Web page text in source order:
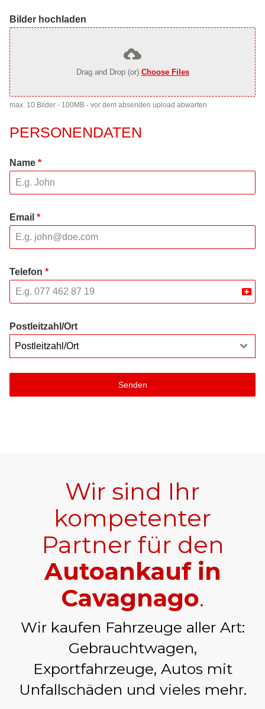
Bilder hochladen
Drag and Drop (or) Choose Files
max. 10 Bilder - 100MB - vor dem absenden upload abwarten
PERSONENDATEN
Name *
Email *
Telefon *
Postleitzahl/Ort
Postleitzahl/Ort
Senden
Wir sind Ihr
kompetenter
Partner für den
Autoankauf in
Cavagnago.
Wir kaufen Fahrzeuge aller Art:
Gebrauchtwagen,
Exportfahrzeuge, Autos mit
Unfallschäden und vieles mehr.